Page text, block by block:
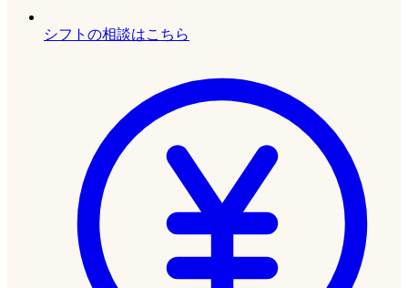
シフトの相談はこちら